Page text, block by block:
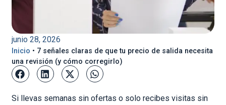
junio 28, 2026
Inicio • 7 señales claras de que tu precio de salida necesita
una revisión (y cómo corregirlo)
Si llevas semanas sin ofertas o solo recibes visitas sin